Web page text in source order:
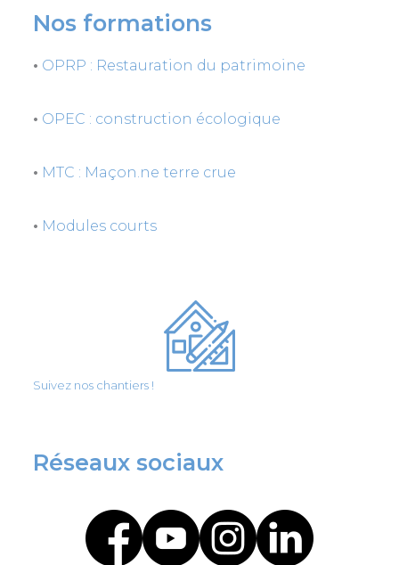
Nos formations
• OPRP : Restauration du patrimoine
• OPEC : construction écologique
• MTC : Maçon.ne terre crue
• Modules courts
Suivez nos chantiers !
Réseaux sociaux